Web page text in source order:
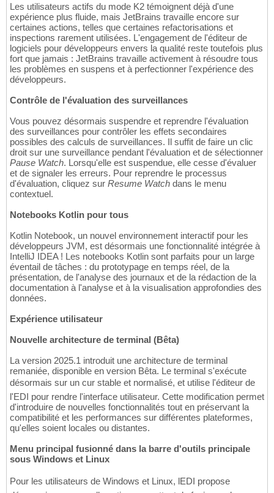
Les utilisateurs actifs du mode K2 témoignent déjà d'une
expérience plus fluide, mais JetBrains travaille encore sur
certaines actions, telles que certaines refactorisations et
inspections rarement utilisées. L'engagement de l'éditeur de
logiciels pour développeurs envers la qualité reste toutefois plus
fort que jamais : JetBrains travaille activement à résoudre tous
les problèmes en suspens et à perfectionner l'expérience des
développeurs.
Contrôle de l'évaluation des surveillances
Vous pouvez désormais suspendre et reprendre l'évaluation
des surveillances pour contrôler les effets secondaires
possibles des calculs de surveillances. Il suffit de faire un clic
droit sur une surveillance pendant l'évaluation et de sélectionner
Pause Watch. Lorsqu'elle est suspendue, elle cesse d'évaluer
et de signaler les erreurs. Pour reprendre le processus
d'évaluation, cliquez sur Resume Watch dans le menu
contextuel.
Notebooks Kotlin pour tous
Kotlin Notebook, un nouvel environnement interactif pour les
développeurs JVM, est désormais une fonctionnalité intégrée à
IntelliJ IDEA ! Les notebooks Kotlin sont parfaits pour un large
éventail de tâches : du prototypage en temps réel, de la
présentation, de l'analyse des journaux et de la rédaction de la
documentation à l'analyse et à la visualisation approfondies des
données.
Expérience utilisateur
Nouvelle architecture de terminal (Bêta)
La version 2025.1 introduit une architecture de terminal
remaniée, disponible en version Bêta. Le terminal s'exécute
désormais sur un cur stable et normalisé, et utilise l'éditeur de
l'EDI pour rendre l'interface utilisateur. Cette modification permet
d'introduire de nouvelles fonctionnalités tout en préservant la
compatibilité et les performances sur différentes plateformes,
qu'elles soient locales ou distantes.
Menu principal fusionné dans la barre d'outils principale
sous Windows et Linux
Pour les utilisateurs de Windows et Linux, lEDI propose